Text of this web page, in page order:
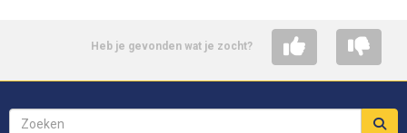
Heb je gevonden wat je zocht?